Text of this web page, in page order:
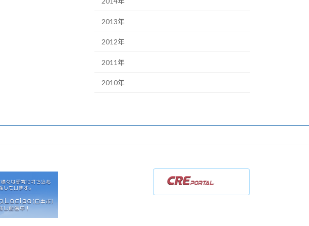
2013年
2012年
2011年
2010年